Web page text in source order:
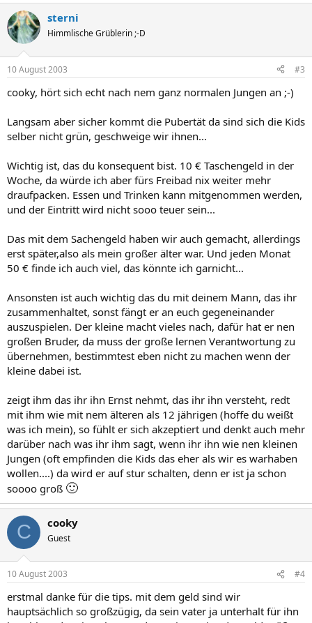
sterni
Himmlische Grüblerin ;-D
10 August 2003 #3
cooky, hört sich echt nach nem ganz normalen Jungen an ;-)
Langsam aber sicher kommt die Pubertät da sind sich die Kids
selber nicht grün, geschweige wir ihnen...
Wichtig ist, das du konsequent bist. 10 € Taschengeld in der
Woche, da würde ich aber fürs Freibad nix weiter mehr
draufpacken. Essen und Trinken kann mitgenommen werden,
und der Eintritt wird nicht sooo teuer sein...
Das mit dem Sachengeld haben wir auch gemacht, allerdings
erst später,also als mein großer älter war. Und jeden Monat
50 € finde ich auch viel, das könnte ich garnicht...
Ansonsten ist auch wichtig das du mit deinem Mann, das ihr
zusammenhaltet, sonst fängt er an euch gegeneinander
auszuspielen. Der kleine macht vieles nach, dafür hat er nen
großen Bruder, da muss der große lernen Verantwortung zu
übernehmen, bestimmtest eben nicht zu machen wenn der
kleine dabei ist.
zeigt ihm das ihr ihn Ernst nehmt, das ihr ihn versteht, redt
mit ihm wie mit nem älteren als 12 jährigen (hoffe du weißt
was ich mein), so fühlt er sich akzeptiert und denkt auch mehr
darüber nach was ihr ihm sagt, wenn ihr ihn wie nen kleinen
Jungen (oft empfinden die Kids das eher als wir es warhaben
wollen....) da wird er auf stur schalten, denn er ist ja schon
soooo groß 🙂
C cooky
Guest
10 August 2003 #4
erstmal danke für die tips. mit dem geld sind wir
hauptsächlich so großzügig, da sein vater ja unterhalt für ihn